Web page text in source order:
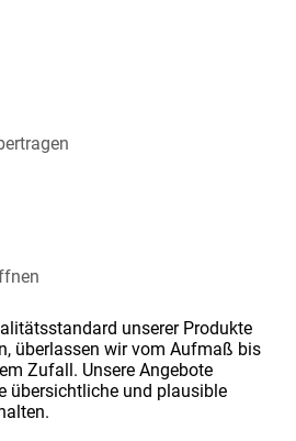
unserer Produkte
überlassen wir vom Aufmaß bis
Zufall. Unsere Angebote
übersichtliche und plausible